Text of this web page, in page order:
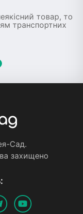
товар, то
транспортних
Сад.
захищено